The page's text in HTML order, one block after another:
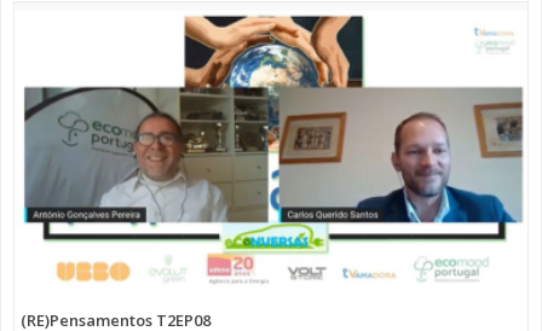
(RE)Pensamentos T2EP08